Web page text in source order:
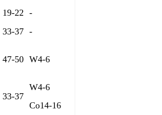
19-22 -
33-37 -
47-50 W4-6
33-37
W4-6
Co14-16